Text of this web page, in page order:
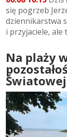
się pogrzeb
dziennikarstwa
i przyjaciele, ale
Na plaży
Światowej